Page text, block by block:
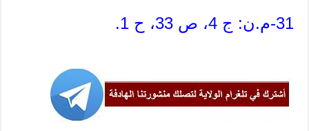
31-م.ن: ج 4، ص 33، ح 1.